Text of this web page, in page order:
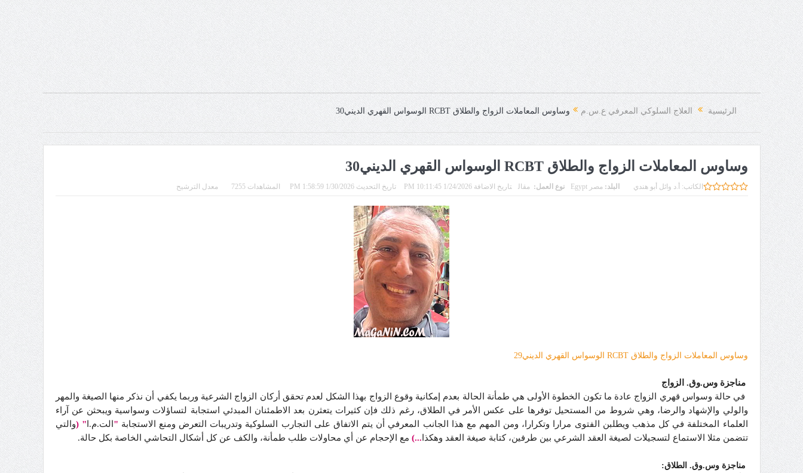
الرئيسية العلاج السلوكي المعرفي ع.س.م وساوس المعاملات الزواج والطلاق RCBT الوسواس القهري الديني30
وساوس المعاملات الزواج والطلاق RCBT الوسواس القهري الديني30
الكاتب: أ.د وائل أبو هندي البلد: مصر Egypt نوع العمل:مقال تاريخ الاضافة 1/24/2026 10:11:45 PM تاريخ التحديث 1/30/2026 1:58:59 PM المشاهدات 7255 معدل الترشيح
وساوس المعاملات الزواج والطلاق RCBT الوسواس القهري الديني2 9
مناجزة وس.وق. الزواج
في حالة وسواس قهري الزواج عادة ما تكون الخطوة الأولى هي طمأنة الحالة بعدم إمكانية وقوع الزواج بهذا الشكل لعدم تحقق أركان الزواج الشرعية وربما يكفي أن نذكر منها الصيغة والمهر
والولي والإشهاد والرضا، وهي شروط من المستحيل توفرها على عكس الأمر في الطلاق، رغم ذلك فإن كثيرات يتعثرن بعد الاطمئنان المبدئي استجابة لتساؤلات وسواسية ويبحثن عن آراء
العلماء المختلفة في كل مذهب ويطلبن الفتوى مرارا وتكرارا، ومن المهم مع هذا الجانب المعرفي أن يتم الاتفاق على التجارب السلوكية وتدريبات التعرض ومنع الاستجابة " الت.م.ا "
(والتي
تتضمن مثلا الاستماع لتسجيلات لصيغة العقد الشرعي بين طرفين، كتابة صيغة العقد وهكذا ...) مع الإحجام عن أي محاولات طلب طمأنة، والكف عن كل أشكال التحاشي الخاصة بكل حالة.
مناجزة وس.وق. الطلاق: